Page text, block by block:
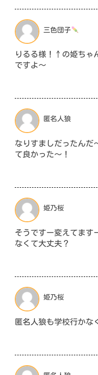
三色団子
りるる様！↑の姫ちゃ
ですよ〜
匿名人狼
なりすましだったんだ
て良かった〜！
姫乃桜
そうですー変えてます
なくて大丈夫？
姫乃桜
匿名人狼も学校行かな